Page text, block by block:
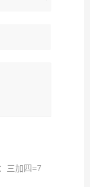
三加四=7